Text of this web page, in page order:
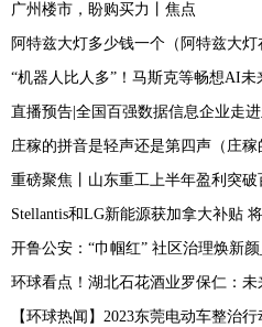
广州楼市，盼购买力丨焦点
阿特兹大灯多少钱一个（阿特兹大灯
“机器人比人多”！马斯克等畅想AI
直播预告|全国百强数据信息企业走
庄稼的拼音是轻声还是第四声（庄稼
重磅聚焦丨山东重工上半年盈利突
Stellantis和LG新能源获加拿大补贴
开鲁公安：“巾帼红” 社区治理焕新
环球看点！湖北石花酒业罗保仁：
【环球热闻】2023东莞电动车整治